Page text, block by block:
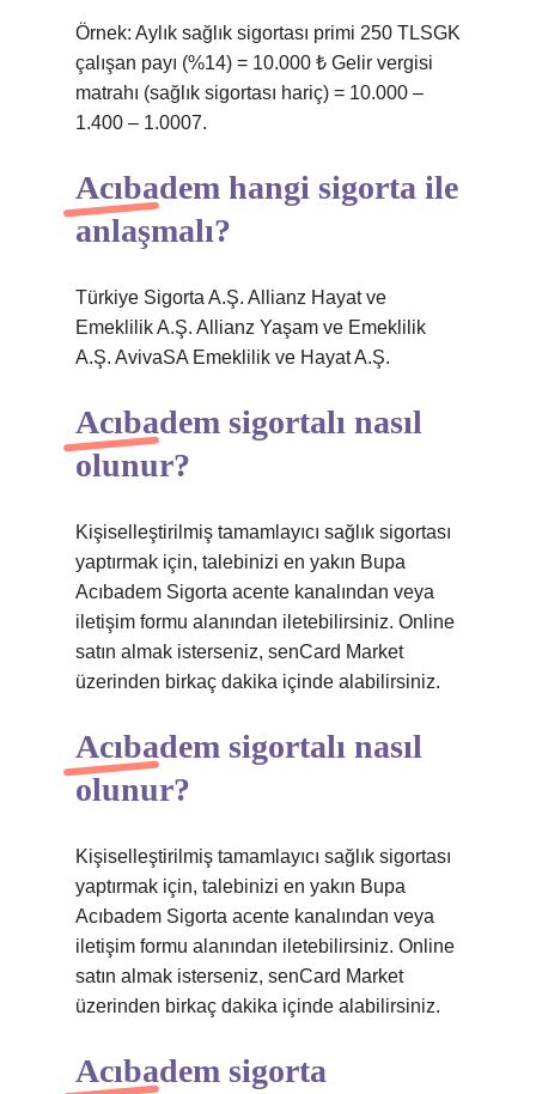
Örnek: Aylık sağlık sigortası primi 250 TLSGK
çalışan payı (%14) = 10.000 ₺ Gelir vergisi
matrahı (sağlık sigortası hariç) = 10.000 –
1.400 – 1.0007.
Acıbadem hangi sigorta ile
anlaşmalı?
Türkiye Sigorta A.Ş. Allianz Hayat ve
Emeklilik A.Ş. Allianz Yaşam ve Emeklilik
A.Ş. AvivaSA Emeklilik ve Hayat A.Ş.
Acıbadem sigortalı nasıl
olunur?
Kişiselleştirilmiş tamamlayıcı sağlık sigortası
yaptırmak için, talebinizi en yakın Bupa
Acıbadem Sigorta acente kanalından veya
iletişim formu alanından iletebilirsiniz. Online
satın almak isterseniz, senCard Market
üzerinden birkaç dakika içinde alabilirsiniz.
Acıbadem sigortalı nasıl
olunur?
Kişiselleştirilmiş tamamlayıcı sağlık sigortası
yaptırmak için, talebinizi en yakın Bupa
Acıbadem Sigorta acente kanalından veya
iletişim formu alanından iletebilirsiniz. Online
satın almak isterseniz, senCard Market
üzerinden birkaç dakika içinde alabilirsiniz.
Acıbadem sigorta